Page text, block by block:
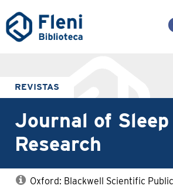
REVISTAS
Journal of Sleep
Research
Oxford: Blackwell Scientific